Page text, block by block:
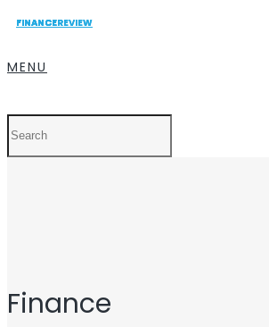
MENU
Finance
FINANCE
FINANCE
FINANCEREVIEW
FINANCEREVIEW
FINANCE